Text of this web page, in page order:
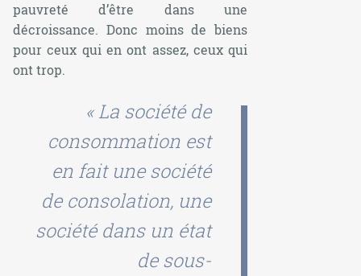
pauvreté d’être dans une
décroissance. Donc moins de biens
pour ceux qui en ont assez, ceux qui
ont trop.
« La société de
consommation est
en fait une société
de consolation, une
société dans un état
de sous-